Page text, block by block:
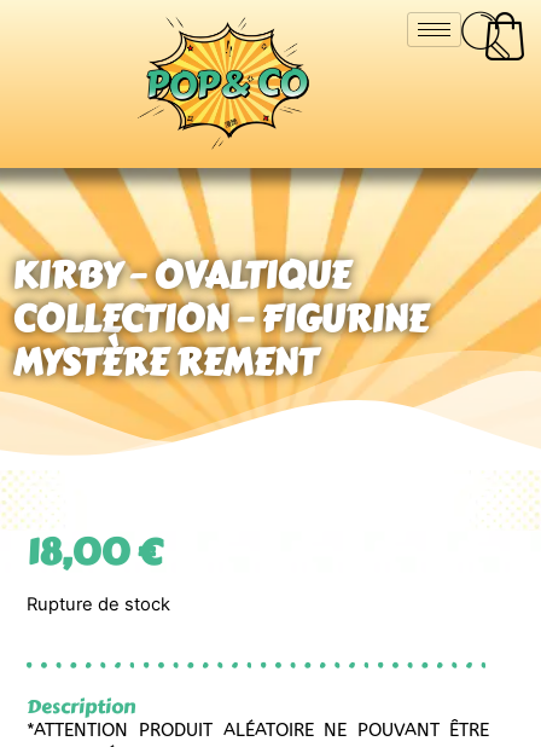
KIRBY – OVALTIQUE
COLLECTION – FIGURINE
MYSTÈRE REMENT
18,00€
Rupture de stock
Description
*ATTENTION PRODUIT ALÉATOIRE NE POUVANT ÊTRE